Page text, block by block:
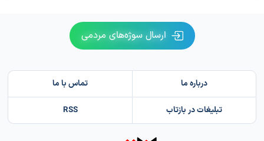
ارسال سوژه‌های مردمی
درباره ما تماس با ما
تبلیغات در بازتاب RSS